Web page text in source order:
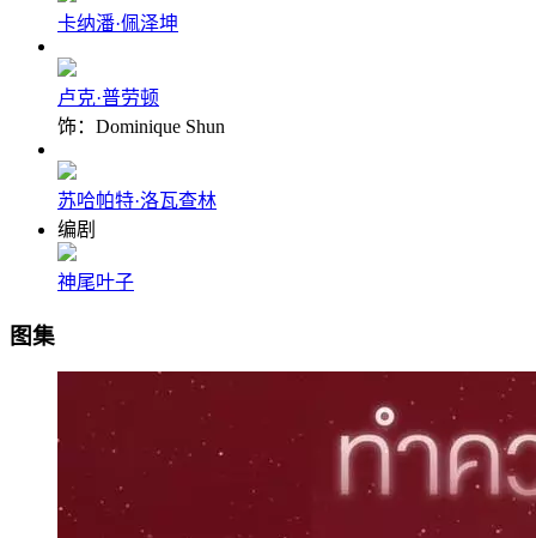
卡纳潘·佩泽坤
卢克·普劳顿
饰：Dominique Shun
苏哈帕特·洛瓦查林
编剧
神尾叶子
图集